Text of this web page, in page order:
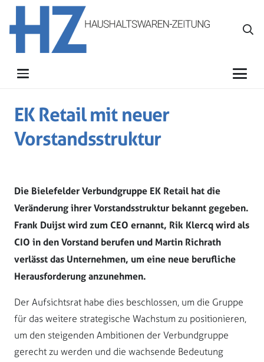
EK Retail mit neuer
Vorstandsstruktur
Die Bielefelder Verbundgruppe EK Retail hat die
Veränderung ihrer Vorstandsstruktur bekannt gegeben.
Frank Duijst wird zum CEO ernannt, Rik Klercq wird als
CIO in den Vorstand berufen und Martin Richrath
verlässt das Unternehmen, um eine neue berufliche
Herausforderung anzunehmen.
Der Aufsichtsrat habe dies beschlossen, um die Gruppe
für das weitere strategische Wachstum zu positionieren,
um den steigenden Ambitionen der Verbundgruppe
gerecht zu werden und die wachsende Bedeutung